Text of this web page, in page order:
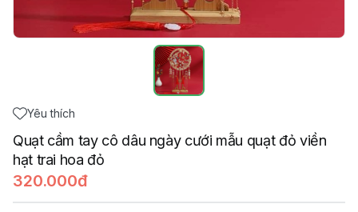
Yêu thích
Quạt cầm tay cô dâu ngày cưới mẫu quạt đỏ viền
hạt trai hoa đỏ
320.000đ